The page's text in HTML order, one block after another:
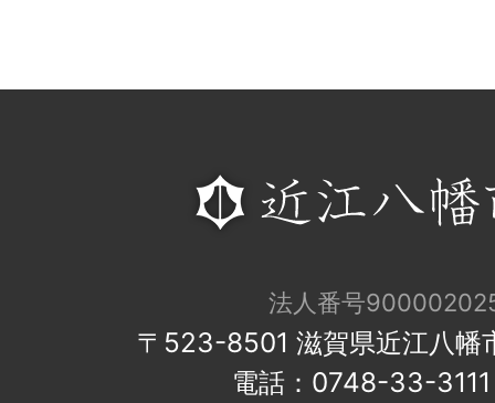
法人番号
〒523-8501 滋賀県近江八幡
電話：0748-33-